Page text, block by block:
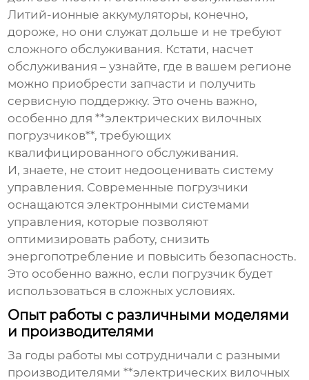
Литий-ионные аккумуляторы, конечно,
дороже, но они служат дольше и не требуют
сложного обслуживания. Кстати, насчет
обслуживания – узнайте, где в вашем регионе
можно приобрести запчасти и получить
сервисную поддержку. Это очень важно,
особенно для **электрических вилочных
погрузчиков**, требующих
квалифицированного обслуживания.
И, знаете, не стоит недооценивать систему
управления. Современные погрузчики
оснащаются электронными системами
управления, которые позволяют
оптимизировать работу, снизить
энергопотребление и повысить безопасность.
Это особенно важно, если погрузчик будет
использоваться в сложных условиях.
Опыт работы с различными моделями
и производителями
За годы работы мы сотрудничали с разными
производителями **электрических вилочных